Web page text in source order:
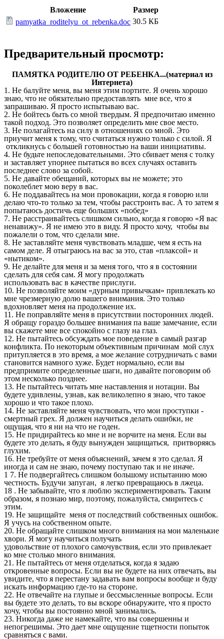
Вложение
Размер
pamyatka_roditelyu_ot_rebenka.doc 30.5 КБ
Предварительный просмотр:
ПАМЯТКА РОДИТЕЛЮ ОТ РЕБЕНКА...(материал из
Интернета)
1. Не балуйте меня, вы меня этим портите. Я очень хорошо
знаю, что не обязательно предоставлять мне все, что я
запрашиваю. Я просто испытываю вас.
2. Не бойтесь быть со мной твердым. Я предпочитаю именно
такой подход. Это позволяет определить мне свое место.
3. Не полагайтесь на силу в отношениях со мной. Это
приучит меня к тому, что считаться нужно только с силой. Я
откликнусь с большей готовностью на ваши инициативы.
4. Не будьте непоследовательными. Это сбивает меня с толку
и заставляет упорнее пытаться во всех случаях оставить
последнее слово за собой.
5. Не давайте обещаний, которых вы не можете; это
поколеблет мою веру в вас.
6. Не поддавайтесь на мои провокации, когда я говорю или
делаю что-то только за тем, чтобы расстроить вас. А то затем я
попытаюсь достичь еще больших «побед»
7. Не расстраивайтесь слишком сильно, когда я говорю «Я вас
ненавижу». Я не имею это в виду. Я просто хочу, чтобы вы
пожалели о том, что сделали мне.
8. Не заставляйте меня чувствовать младше, чем я есть на
самом деле. Я отыграюсь на вас за это, став «плаксой» и
«нытиком».
9. Не делайте для меня и за меня того, что я в состоянии
сделать для себя сам. Я могу продолжать
использовать вас в качестве прислуги.
10. Не позволяйте моим «дурным привычкам» привлекать ко
мне чрезмерную долю вашего внимания. Это только
вдохновляет меня на продолжение их.
11. Не поправляйте меня в присутствии посторонних людей.
Я обращу гораздо большее внимания па ваше замечание, если
вы скажете мне все спокойно с глазу на глаз.
12. Не пытайтесь обсуждать мое поведение в самый разгар
конфликта. По некоторым объективным причинам мой слух
притупляется в это время, а мое желание сотрудничать с вами
становится намного хуже. Будет нормально, если вы
предпримите определенные шаги, но давайте поговорим об
этом несколько позднее.
13. Не пытайтесь читать мне наставления и нотации. Вы
будете удивлены, узнав, как великолепно я знаю, что такое
хорошо и что такое плохо.
14. Не заставляйте меня чувствовать, что мои проступки -
смертный грех. Я должен научиться делать ошибки, не
ощущая, что я ни на что не годен.
15. Не придирайтесь ко мне и не ворчите на меня. Если вы
будете это делать, я буду вынужден защищаться, притворяясь
глухим.
16. Не требуйте от меня объяснений, зачем я это сделал. Я
иногда и сам не знаю, почему поступаю так и не иначе.
1 7. Не подвергайтесь слишком большому испытанию мою
честность. Будучи запуган, я легко превращаюсь в лжеца.
18 . Не забывайте, что я люблю экспериментировать. Таким
образом, я познаю мир, поэтому, пожалуйста, смиритесь с
этим.
19. Не защищайте меня от последствий собственных ошибок.
Я учусь на собственном опыте.
20. Не обращайте слишком много внимания на мои маленькие
хвори. Я могу научиться получать
удовольствие от плохого самочувствия, если это привлекает
ко мне столько много внимания.
21. Не пытайтесь от меня отделаться, когда я задаю
откровенные вопросы. Если вы не будете на них отвечать, вы
увидите, что я перестану задавать вам вопросы вообще и буду
искать информацию где-то на стороне.
22. Не отвечайте на глупые и бессмысленные вопросы. Если
вы будете это делать, то вы вскоре обнаружите, что я просто
хочу, чтобы вы постоянно мной занимались.
23. Никогда даже не намекайте, что вы совершенны и
непогрешимы. Это дает мне ощущение тщетности попыток
сравняться с вами.